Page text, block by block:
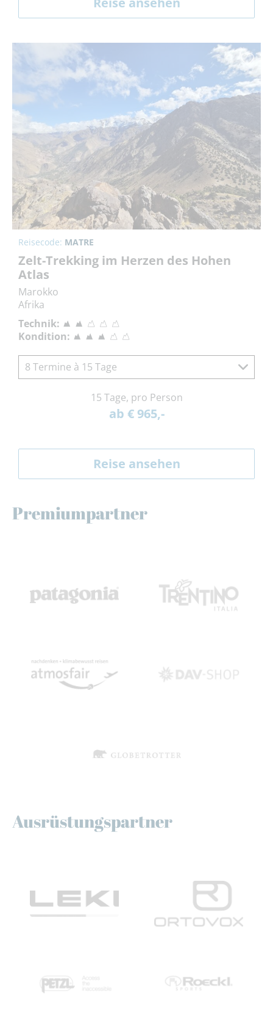
Reisecode: MATRE
Zelt-Trekking im Herzen des Hohen
Atlas
Marokko
Afrika
Technik:
Kondition:
8 Termine à 15 Tage
15 Tage, pro Person
ab € 965,-
Reise ansehen
Premiumpartner
Ausrüstungspartner